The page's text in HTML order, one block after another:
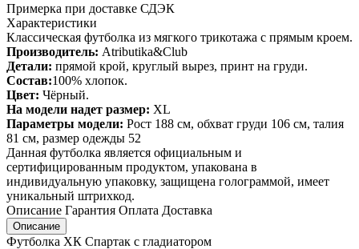
Примерка при доставке СДЭК
Характеристики
Классическая футболка из мягкого трикотажа с прямым кроем.
Производитель: Atributika&Club
Детали: прямой крой, круглый вырез, принт на груди.
Состав:100% хлопок.
Цвет: Чёрный.
На модели надет размер: XL
Параметры модели: Рост 188 см, обхват груди 106 см, талия
81 см, размер одежды 52
Данная футболка является официальным и
сертифицированным продуктом, упакована в
индивидуальную упаковку, защищена голограммой, имеет
уникальный штрихкод.
Описание Гарантия Оплата Доставка
Описание
Футболка ХК Спартак с гладиатором